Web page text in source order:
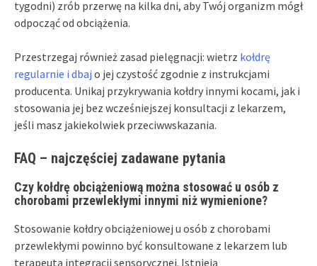
tygodni) zrób przerwę na kilka dni, aby Twój organizm mógł
odpocząć od obciążenia.
Przestrzegaj również zasad pielęgnacji: wietrz kołdrę
regularnie i dbaj o jej czystość zgodnie z instrukcjami
producenta. Unikaj przykrywania kołdry innymi kocami, jak i
stosowania jej bez wcześniejszej konsultacji z lekarzem,
jeśli masz jakiekolwiek przeciwwskazania.
FAQ – najczęściej zadawane pytania
Czy kołdrę obciążeniową można stosować u osób z
chorobami przewlekłymi innymi niż wymienione?
Stosowanie kołdry obciążeniowej u osób z chorobami
przewlekłymi powinno być konsultowane z lekarzem lub
terapeutą integracji sensorycznej. Istnieją